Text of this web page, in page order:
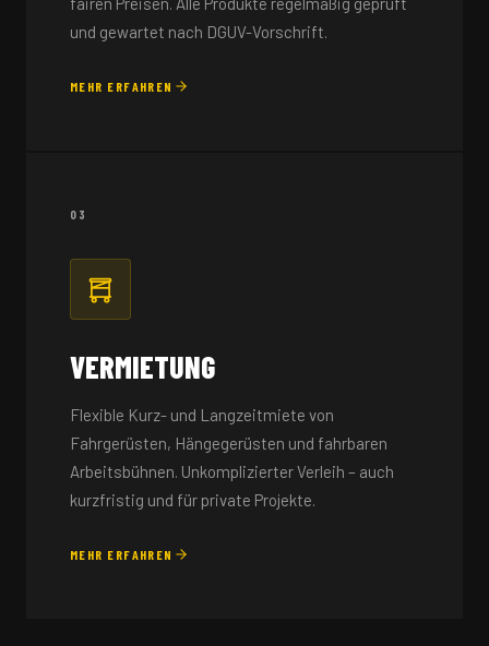
und gewartet nach DGUV-Vorschrift.
MEHR ERFAHREN
03
VERMIETUNG
Flexible Kurz- und Langzeitmiete von
Fahrgerüsten, Hängegerüsten und fahrbaren
Arbeitsbühnen. Unkomplizierter Verleih – auch
kurzfristig und für private Projekte.
MEHR ERFAHREN